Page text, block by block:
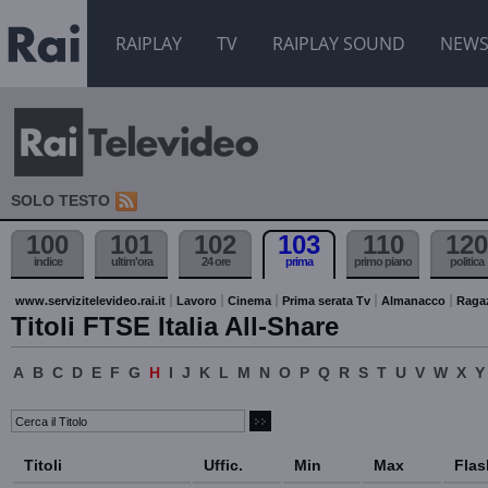
RAIPLAY TV RAIPLAY SOUND NEWS
SOLO TESTO
100
indice
101
ultim'ora
102
24 ore
103
prima
110
primo piano
120
politica
www.servizitelevideo.rai.it Lavoro Cinema Prima serata Tv Almanacco
Titoli FTSE Italia All-Share
A B C D E F G H I J K L M N O P Q R S T U V W X Y
Titoli Uffic. Min Max